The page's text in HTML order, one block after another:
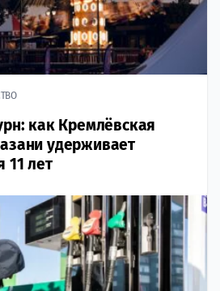
как Кремлёвская
удерживает
11 лет